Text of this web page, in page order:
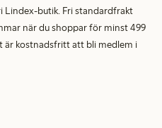
butik. Fri standardfrakt
när du shoppar för minst 499
är kostnadsfritt att bli medlem i